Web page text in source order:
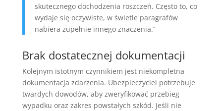
skutecznego dochodzenia roszczeń. Często to, co
wydaje się oczywiste, w świetle paragrafów
nabiera zupełnie innego znaczenia.”
Brak dostatecznej dokumentacji
Kolejnym istotnym czynnikiem jest niekompletna
dokumentacja zdarzenia. Ubezpieczyciel potrzebuje
twardych dowodów, aby zweryfikować przebieg
wypadku oraz zakres powstałych szkód. Jeśli nie